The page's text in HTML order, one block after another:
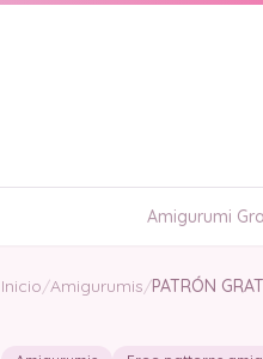
Amigurumi
Inicio/Amigurumis/PATRÓN